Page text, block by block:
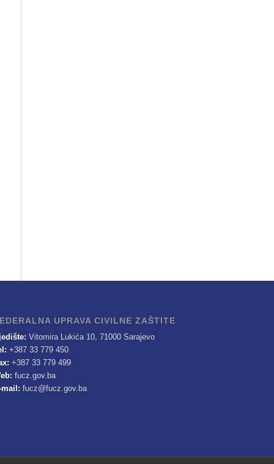
UPRAVA CIVILNE ZAŠTITE
Vitomira Lukića 10, 71000 Sarajevo
+387 33 779 450
+387 33 779 499
fucz.gov.ba
mail: fucz@fucz.gov.ba